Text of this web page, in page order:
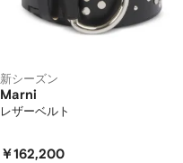
新シーズン
Marni
レザーベルト
￥162,200